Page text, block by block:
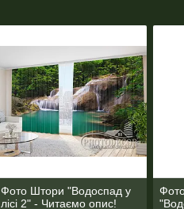
Фото Штори "Водоспад у
лісі 2" - Читаємо опис!